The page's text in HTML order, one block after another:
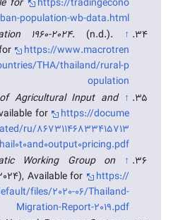
for
https://tradingecono
population-wb-data.html
↑
1960-2024. (n.d.).
https://www.macrotren
THA/thailand/rural-p
opulation
↑
Agricultural Input and
for
https://docume
ru/86731146833415713
↑
Working Group on
Available for
https://
files/2020-06/Thailand-
Migration-Report-2019.pdf